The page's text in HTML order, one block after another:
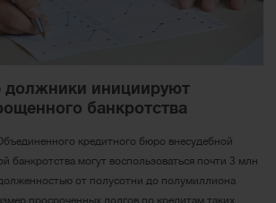
должники инициируют
банкротства
кредитного бюро внесудебной
банкротства могут воспользоваться почти 3 млн
от полусотни до полумиллиона
просроченных долгов по кредитам таких